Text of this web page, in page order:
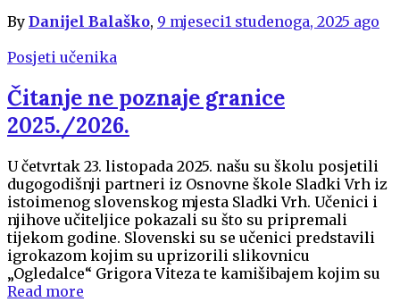
By Danijel Balaško, 9 mjeseci1 studenoga, 2025 ago
Posjeti učenika
Čitanje ne poznaje granice
2025./2026.
U četvrtak 23. listopada 2025. našu su školu posjetili
dugogodišnji partneri iz Osnovne škole Sladki Vrh iz
istoimenog slovenskog mjesta Sladki Vrh. Učenici i
njihove učiteljice pokazali su što su pripremali
tijekom godine. Slovenski su se učenici predstavili
igrokazom kojim su uprizorili slikovnicu
„Ogledalce“ Grigora Viteza te kamišibajem kojim su
Read more